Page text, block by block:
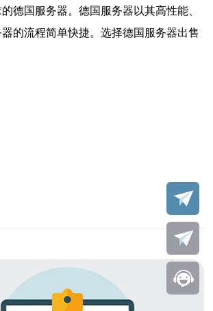
德国服务器。德国服务器以其高性能、
的流程简单快捷。选择德国服务器出售